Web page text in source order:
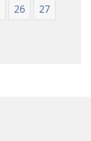
26
27